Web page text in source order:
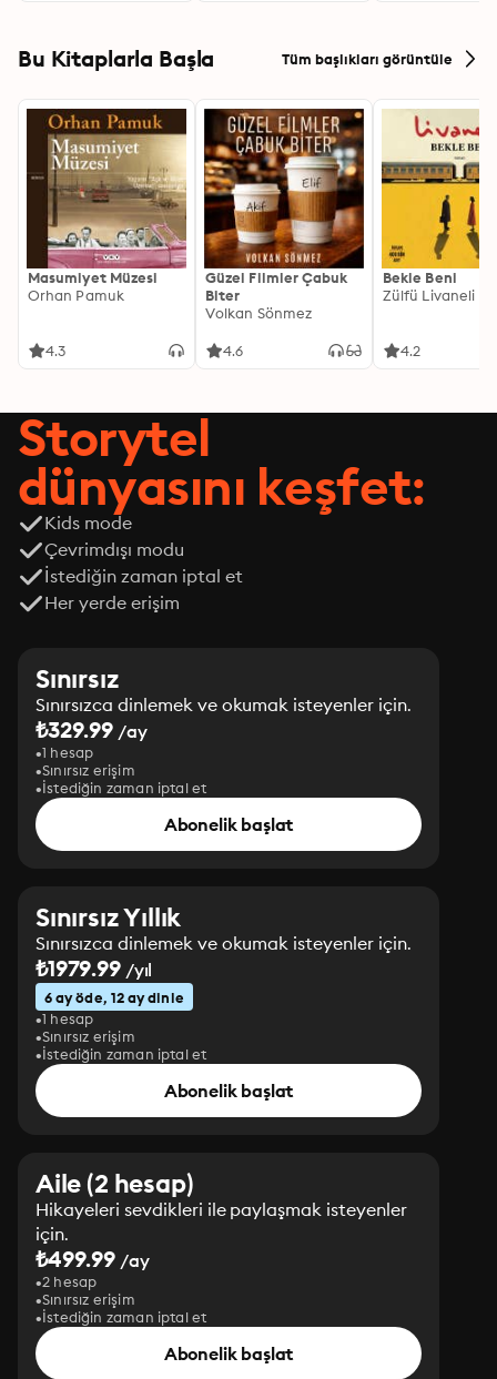
Bu Kitaplarla Başla Tüm başlıkları görüntüle
Masumiyet Müzesi
Orhan Pamuk
4.3
Güzel Filmler Çabuk
Biter
Volkan Sönmez
4.6
Bekle Beni
Zülfü Livaneli
4.2
Storytel
dünyasını keşfet:
Kids mode
Çevrimdışı modu
İstediğin zaman iptal et
Her yerde erişim
Sınırsız
Sınırsızca dinlemek ve okumak isteyenler için.
₺329.99 /ay
1 hesap
Sınırsız erişim
İstediğin zaman iptal et
Abonelik başlat
Sınırsız Yıllık
Sınırsızca dinlemek ve okumak isteyenler için.
₺1979.99/yıl
6 ay öde, 12 ay dinle
1 hesap
Sınırsız erişim
İstediğin zaman iptal et
Abonelik başlat
Aile (2 hesap)
Hikayeleri sevdikleri ile paylaşmak isteyenler
için.
₺499.99 /ay
2 hesap
Sınırsız erişim
İstediğin zaman iptal et
Abonelik başlat